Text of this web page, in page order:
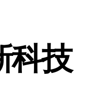
科技